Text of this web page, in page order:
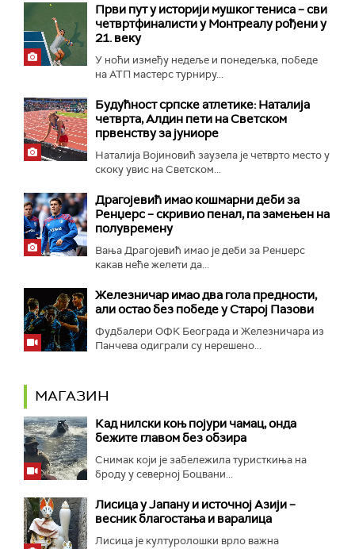
Први пут у историји мушког тениса – сви
четвртфиналисти у Монтреалу рођени у
21. веку
У ноћи између недеље и понедељка, победе
на АТП мастерс турниру...
Будућност српске атлетике: Наталија
четврта, Алдин пети на Светском
првенству за јуниоре
Наталија Војиновић заузела је четврто место у
скоку увис на Светском...
Драгојевић имао кошмарни деби за
Ренџерс – скривио пенал, па замењен на
полувремену
Вања Драгојевић имао је деби за Ренџерс
какав неће желети да...
Железничар имао два гола предности,
али остао без победе у Старој Пазови
Фудбалери ОФК Београда и Железничара из
Панчева одиграли су нерешено...
МАГАЗИН
Кад нилски коњ појури чамац, онда
бежите главом без обзира
Снимак који је забележила туристкиња на
броду у северној Боцвани...
Лисица у Јапану и источној Азији –
весник благостања и варалица
Лисица је културолошки врло важна